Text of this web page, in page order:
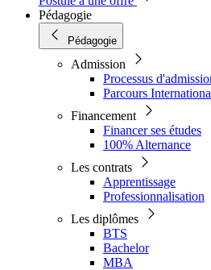
Pédagogie
Pédagogie
Admission
Processus
Parcours
Financement
Financer ses études
100% Alternance
Les contrats
Apprentissage
Professionnalisation
Les diplômes
BTS
Bachelor
MBA